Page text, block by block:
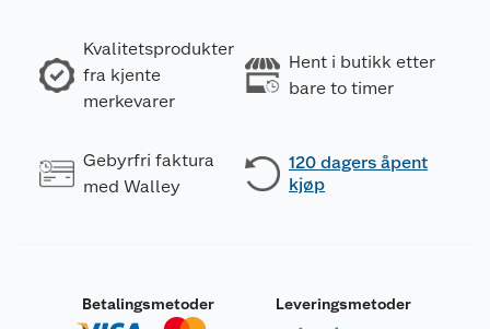
Kvalitetsprodukter
fra kjente
merkevarer
Hent i butikk etter
bare to timer
Gebyrfri faktura
med Walley
120 dagers åpent
kjøp
Betalingsmetoder Leveringsmetoder